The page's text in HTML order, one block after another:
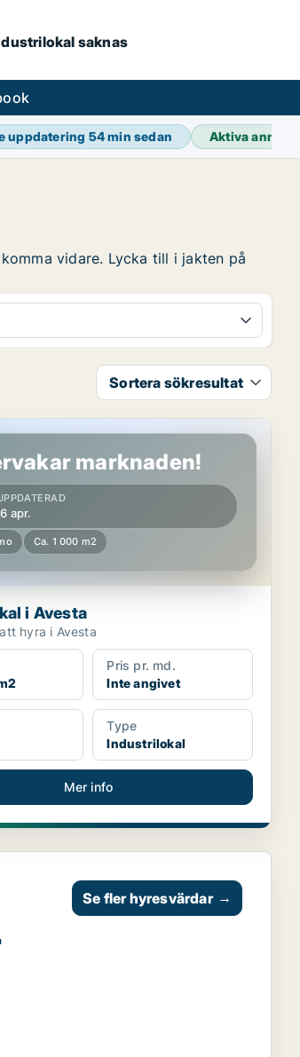
saknas
uppdatering 54 min sedan Aktiva
vidare. Lycka till i jakten på
Sortera sökresultat
marknaden!
apr.
Ca. 1 000 m2
i Avesta
hyra i Avesta
Pris pr. md.
Inte angivet
Type
Industrilokal
Mer info
Se fler hyresvärdar →